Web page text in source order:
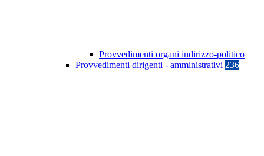
Provvedimenti organi indirizzo-politico
Provvedimenti dirigenti - amministrativi 236